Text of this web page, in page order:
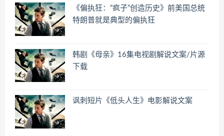
《偏执狂：“疯子”创造历史》前美国总统
特朗普就是典型的偏执狂
韩剧《母亲》16集电视剧解说文案/片源
下载
讽刺短片《低头人生》电影解说文案